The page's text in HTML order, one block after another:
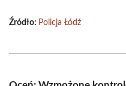
Źródło: Policja Łódź